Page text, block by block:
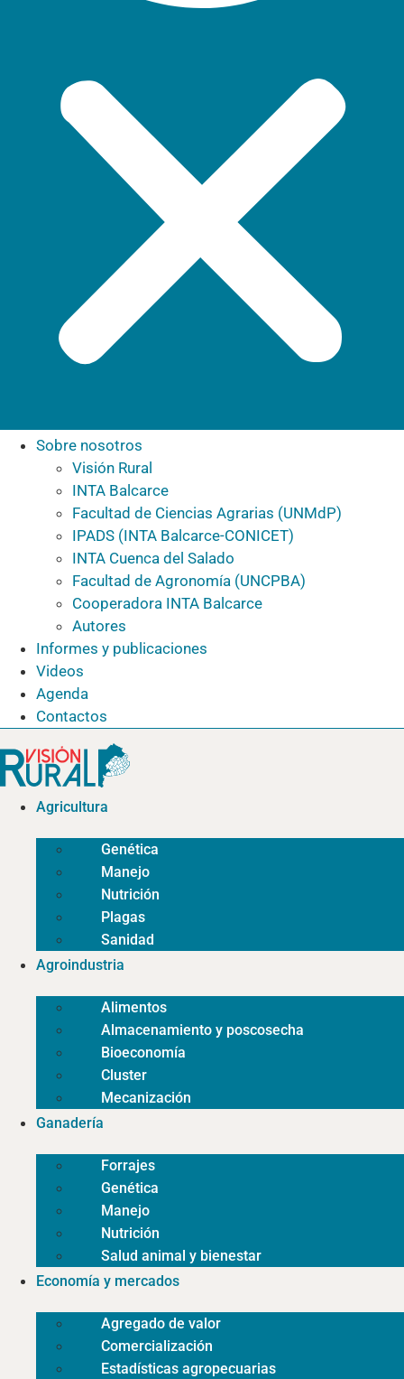
Sobre nosotros
Visión Rural
INTA Balcarce
Facultad de Ciencias Agrarias (UNMdP)
IPADS (INTA Balcarce-CONICET)
INTA Cuenca del Salado
Facultad de Agronomía (UNCPBA)
Cooperadora INTA Balcarce
Autores
Informes y publicaciones
Videos
Agenda
Contactos
Agricultura
Genética
Manejo
Nutrición
Plagas
Sanidad
Agroindustria
Alimentos
Almacenamiento y poscosecha
Bioeconomía
Cluster
Mecanización
Ganadería
Forrajes
Genética
Manejo
Nutrición
Salud animal y bienestar
Economía y mercados
Agregado de valor
Comercialización
Estadísticas agropecuarias